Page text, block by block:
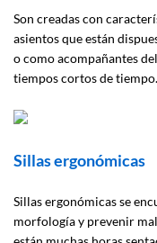
Son creadas con
asientos que están
o como acompañantes
tiempos cortos de
Sillas ergonómicas
Sillas ergonómicas se
morfología y prevenir